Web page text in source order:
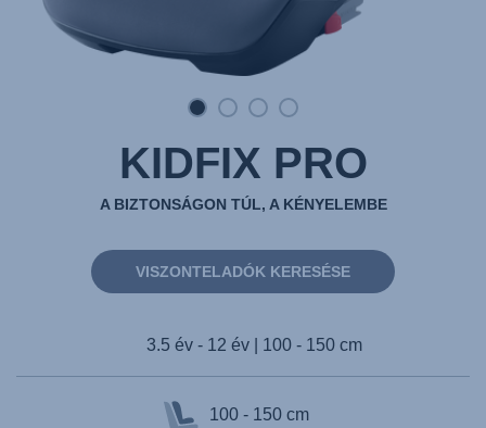
KIDFIX PRO
A BIZTONSÁGON TÚL, A KÉNYELEMBE
VISZONTELADÓK KERESÉSE
3.5 év - 12 év | 100 - 150 cm
100 - 150 cm